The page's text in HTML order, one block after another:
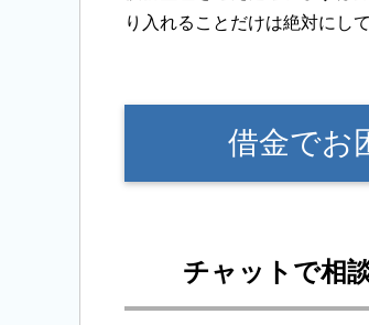
り入れることだけは絶対にし
借金でお
チャットで相